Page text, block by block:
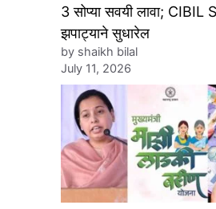
3 सोप्या सवयी लावा; CIBIL
झपाट्याने सुधारेल
by shaikh bilal
July 11, 2026